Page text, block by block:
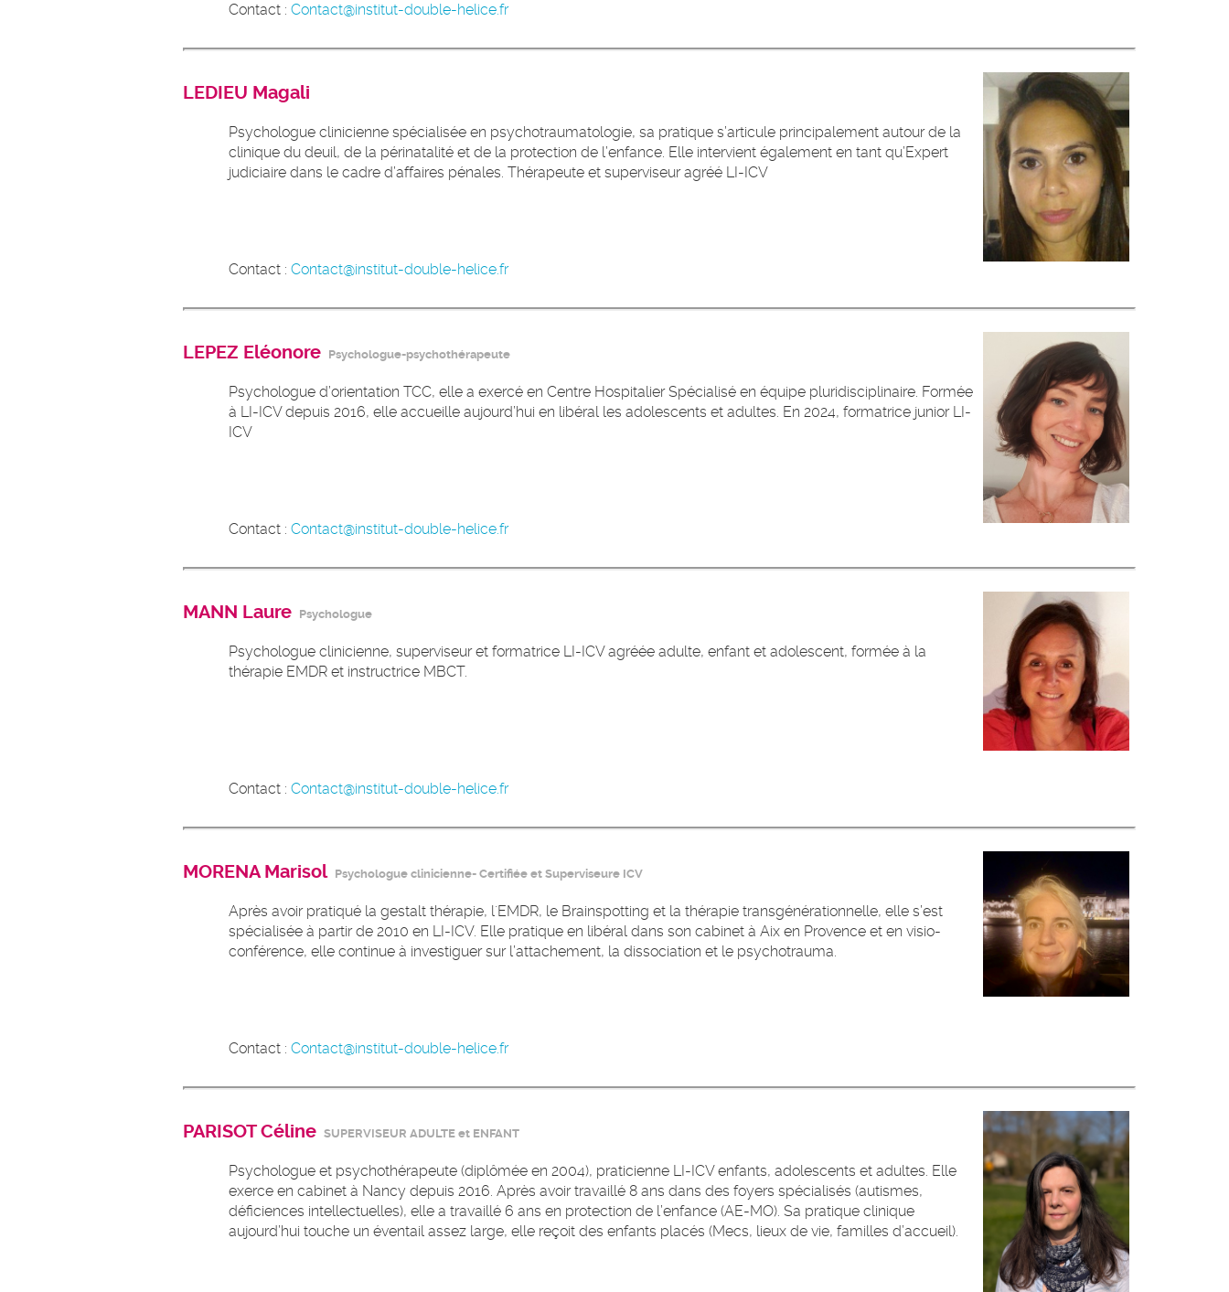
Contact : Contact@institut-double-helice.fr
LEDIEU Magali
Psychologue clinicienne spécialisée en psychotraumatologie, sa pratique s’articule principalement autour de la
clinique du deuil, de la périnatalité et de la protection de l’enfance. Elle intervient également en tant qu’Expert
judiciaire dans le cadre d’affaires pénales. Thérapeute et superviseur agréé LI-ICV
Contact : Contact@institut-double-helice.fr
LEPEZ Eléonore Psychologue-psychothérapeute
Psychologue d’orientation TCC, elle a exercé en Centre Hospitalier Spécialisé en équipe pluridisciplinaire. Formée
à LI-ICV depuis 2016, elle accueille aujourd’hui en libéral les adolescents et adultes. En 2024, formatrice junior LI-
ICV
Contact : Contact@institut-double-helice.fr
MANN Laure Psychologue
Psychologue clinicienne, superviseur et formatrice LI-ICV agréée adulte, enfant et adolescent, formée à la
thérapie EMDR et instructrice MBCT.
Contact : Contact@institut-double-helice.fr
MORENA Marisol Psychologue clinicienne- Certifiée et Superviseure ICV
Après avoir pratiqué la gestalt thérapie, l´EMDR, le Brainspotting et la thérapie transgénérationnelle, elle s’est
spécialisée à partir de 2010 en LI-ICV. Elle pratique en libéral dans son cabinet à Aix en Provence et en visio-
conférence, elle continue à investiguer sur l’attachement, la dissociation et le psychotrauma.
Contact : Contact@institut-double-helice.fr
PARISOT Céline SUPERVISEUR ADULTE et ENFANT
Psychologue et psychothérapeute (diplômée en 2004), praticienne LI-ICV enfants, adolescents et adultes. Elle
exerce en cabinet à Nancy depuis 2016. Après avoir travaillé 8 ans dans des foyers spécialisés (autismes,
déficiences intellectuelles), elle a travaillé 6 ans en protection de l’enfance (AE-MO). Sa pratique clinique
aujourd’hui touche un éventail assez large, elle reçoit des enfants placés (Mecs, lieux de vie, familles d’accueil).